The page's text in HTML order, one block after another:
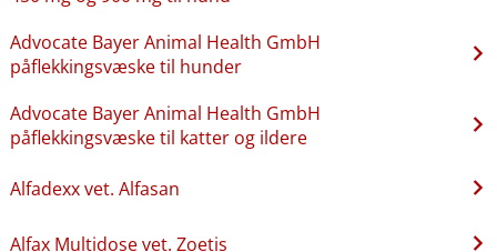
Advocate Bayer Animal Health GmbH
påflekkingsvæske til hunder
Advocate Bayer Animal Health GmbH
påflekkingsvæske til katter og ildere
Alfadexx vet. Alfasan
Alfax Multidose vet. Zoetis